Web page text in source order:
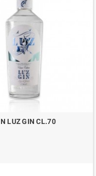
LUZ GIN CL.70